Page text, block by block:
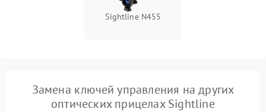
Sightline N455
Замена ключей управления на других
оптических прицелах Sightline